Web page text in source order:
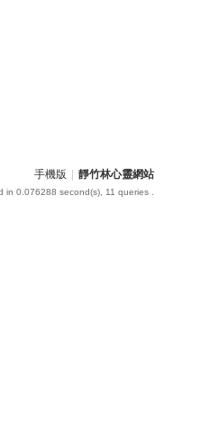
手機版 靜竹林心靈網站
in 0.076288 second(s), 11 queries .